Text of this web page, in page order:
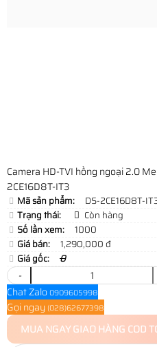
Camera HD-TVI hồng ngoại 2.0
2CE16D8T-IT3
Mã sản phẩm:
DS-2CE16D8T-
Trạng thái:
Còn hàng
Số lần xem:
1000
Giá bán:
1,290,000 đ
Giá gốc:
0
-
Chat Zalo 0909605998
Gọi ngay (028)62677398
MUA NGAYGIAO HÀNG COD